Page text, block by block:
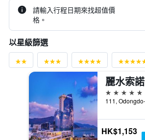
請輸入行程日期來找超值價
格。
以星級篩選
5星級
111,
HK$1,153